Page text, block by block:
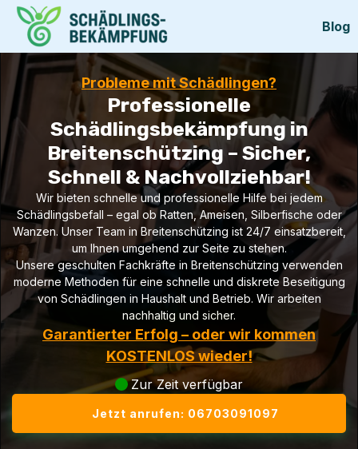
Blog
Probleme mit Schädlingen?
Professionelle
Schädlingsbekämpfung in
Breitenschützing – Sicher,
Schnell & Nachvollziehbar!
Wir bieten schnelle und professionelle Hilfe bei jedem
Schädlingsbefall – egal ob Ratten, Ameisen, Silberfische oder
Wanzen. Unser Team in Breitenschützing ist 24/7 einsatzbereit,
um Ihnen umgehend zur Seite zu stehen.
Unsere geschulten Fachkräfte in Breitenschützing verwenden
moderne Methoden für eine schnelle und diskrete Beseitigung
von Schädlingen in Haushalt und Betrieb. Wir arbeiten
nachhaltig und sicher.
Garantierter Erfolg – oder wir kommen
KOSTENLOS wieder!
Zur Zeit verfügbar
Jetzt anrufen: 06703091097